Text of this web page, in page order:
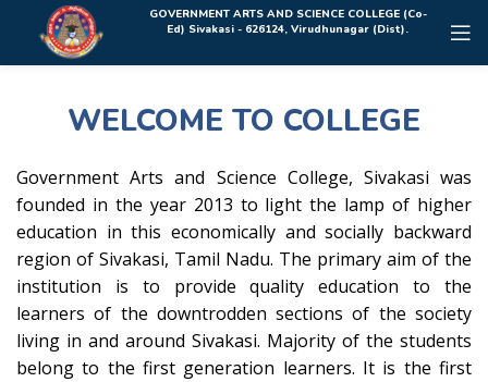
Rolex Replica Uhren DeutschlandGOVERNMENT ARTS AND SCIENCE COLLEGE (Co-
Ed) Sivakasi - 626124, Virudhunagar (Dist).
WELCOME TO COLLEGE
Government Arts and Science College, Sivakasi was
founded in the year 2013 to light the lamp of higher
education in this economically and socially backward
region of Sivakasi, Tamil Nadu. The primary aim of the
institution is to provide quality education to the
learners of the downtrodden sections of the society
living in and around Sivakasi. Majority of the students
belong to the first generation learners. It is the first